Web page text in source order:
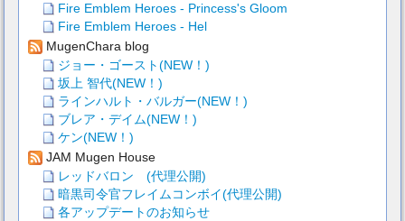
Fire Emblem Heroes - Princess's Gloom
Fire Emblem Heroes - Hel
MugenChara blog
ジョー・ゴースト(NEW！)
坂上 智代(NEW！)
ラインハルト・バルガー(NEW！)
ブレア・デイム(NEW！)
ケン(NEW！)
JAM Mugen House
レッドバロン (代理公開)
暗黒司令官フレイムコンボイ(代理公開)
各アップデートのお知らせ